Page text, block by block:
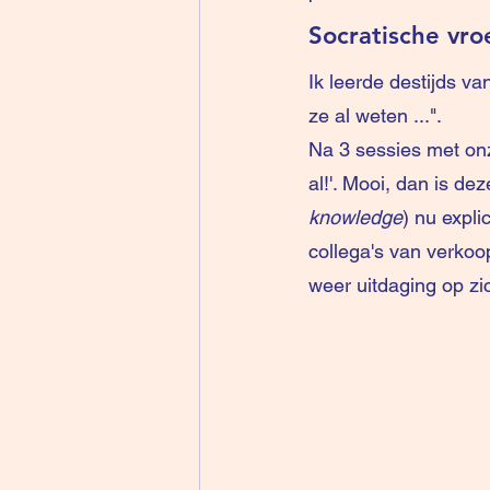
Socratische
Ik leerde destijds
ze al weten ...".
Na 3 sessies met
al!'. Mooi, dan is
knowledge) nu
collega's van
weer uitdaging op